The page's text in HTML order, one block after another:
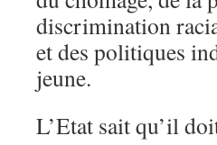
discrimination
et des politiques
jeune.
L’Etat sait qu’il